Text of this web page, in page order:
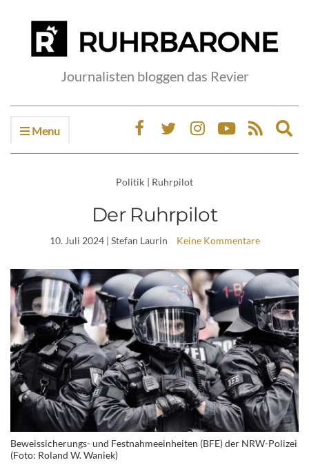
Journalisten bloggen das Revier
Menu
Politik | Ruhrpilot
Der Ruhrpilot
10. Juli 2024| Stefan Laurin Keine Kommentare
Beweissicherungs- und Festnahmeeinheiten (BFE) der NRW-Polizei
(Foto: Roland W. Waniek)